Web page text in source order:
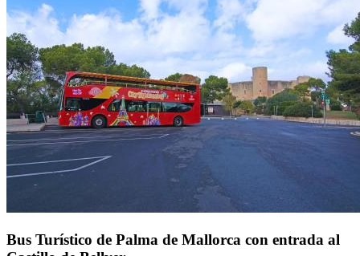
Bus Turístico de Palma de Mallorca con entrada al